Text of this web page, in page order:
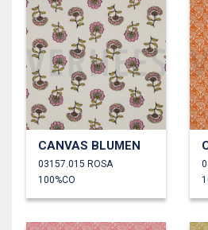
CANVAS BLUMEN
03157.015 ROSA
100%CO